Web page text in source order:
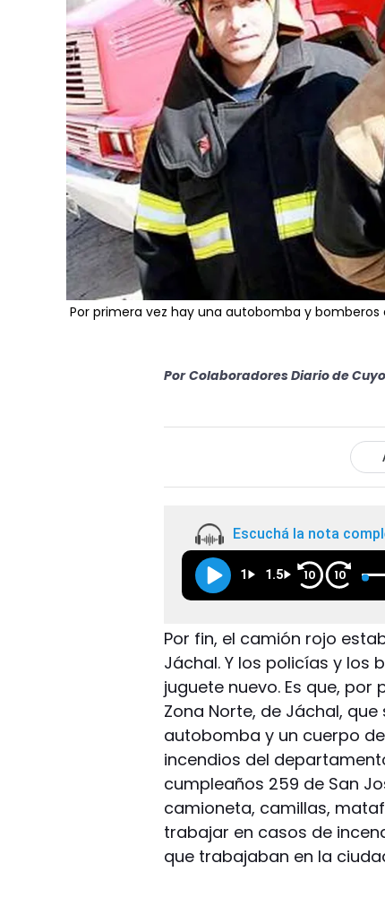
Por primera vez hay una autobomba y bomberos
Por Colaboradores Diario de Cuyo
Escuchá la nota
1 1.5 10 10
Por fin, el camión rojo
Jáchal. Y los policías y los
juguete nuevo. Es que,
Zona Norte, de Jáchal,
autobomba y un cuerpo
incendios del
cumpleaños 259 de San
camioneta, camillas,
trabajar en casos de
que trabajaban en la